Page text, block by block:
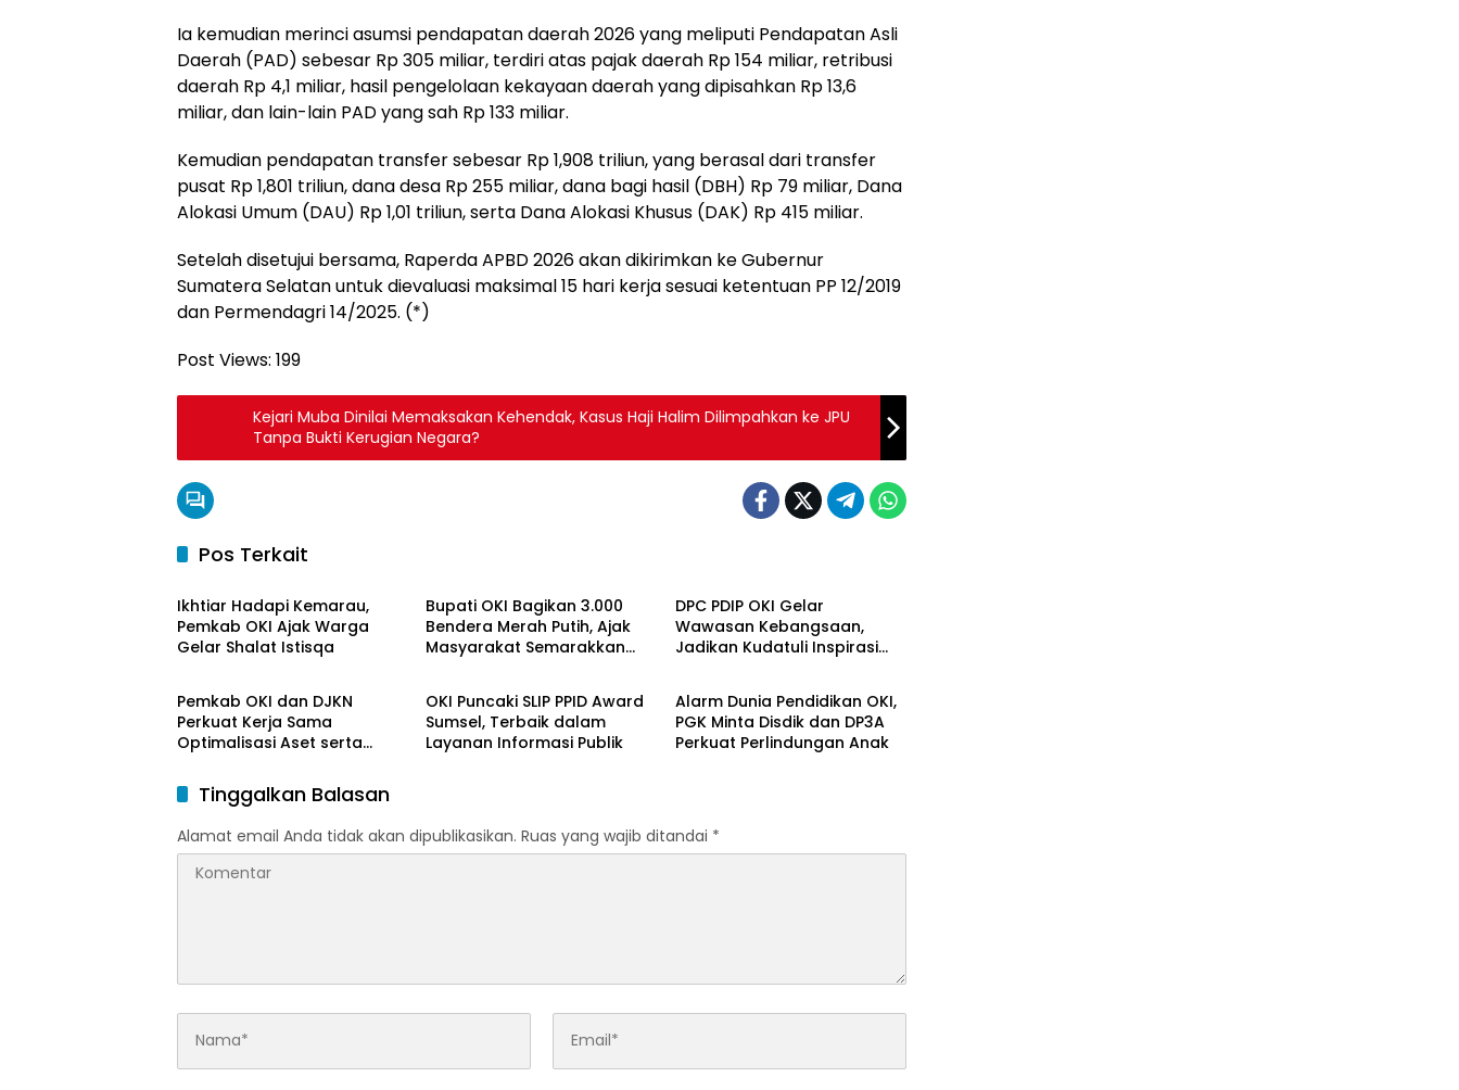
Ia kemudian merinci asumsi pendapatan daerah 2026 yang meliputi Pendapatan Asli
Daerah (PAD) sebesar Rp 305 miliar, terdiri atas pajak daerah Rp 154 miliar, retribusi
daerah Rp 4,1 miliar, hasil pengelolaan kekayaan daerah yang dipisahkan Rp 13,6
miliar, dan lain-lain PAD yang sah Rp 133 miliar.
Kemudian pendapatan transfer sebesar Rp 1,908 triliun, yang berasal dari transfer
pusat Rp 1,801 triliun, dana desa Rp 255 miliar, dana bagi hasil (DBH) Rp 79 miliar, Dana
Alokasi Umum (DAU) Rp 1,01 triliun, serta Dana Alokasi Khusus (DAK) Rp 415 miliar.
Setelah disetujui bersama, Raperda APBD 2026 akan dikirimkan ke Gubernur
Sumatera Selatan untuk dievaluasi maksimal 15 hari kerja sesuai ketentuan PP 12/2019
dan Permendagri 14/2025. (*)
Post Views: 199
Kejari Muba Dinilai Memaksakan Kehendak, Kasus Haji Halim Dilimpahkan ke JPU
Tanpa Bukti Kerugian Negara?
Pos Terkait
OKI Maju Bersama
Ikhtiar Hadapi Kemarau,
Pemkab OKI Ajak Warga
Gelar Shalat Istisqa
Bupati OKI Bagikan 3.000
Bendera Merah Putih, Ajak
Masyarakat Semarakkan
DPC PDIP OKI Gelar
Wawasan Kebangsaan,
Jadikan Kudatuli Inspirasi
OKI Maju Bersama
Pemkab OKI dan DJKN
Perkuat Kerja Sama
Optimalisasi Aset serta
OKI Maju Bersama
OKI Puncaki SLIP PPID Award
Sumsel, Terbaik dalam
Layanan Informasi Publik
OKI Maju Bersama
Alarm Dunia Pendidikan OKI,
PGK Minta Disdik dan DP3A
Perkuat Perlindungan Anak
Tinggalkan Balasan
Alamat email Anda tidak akan dipublikasikan. Ruas yang wajib ditandai *